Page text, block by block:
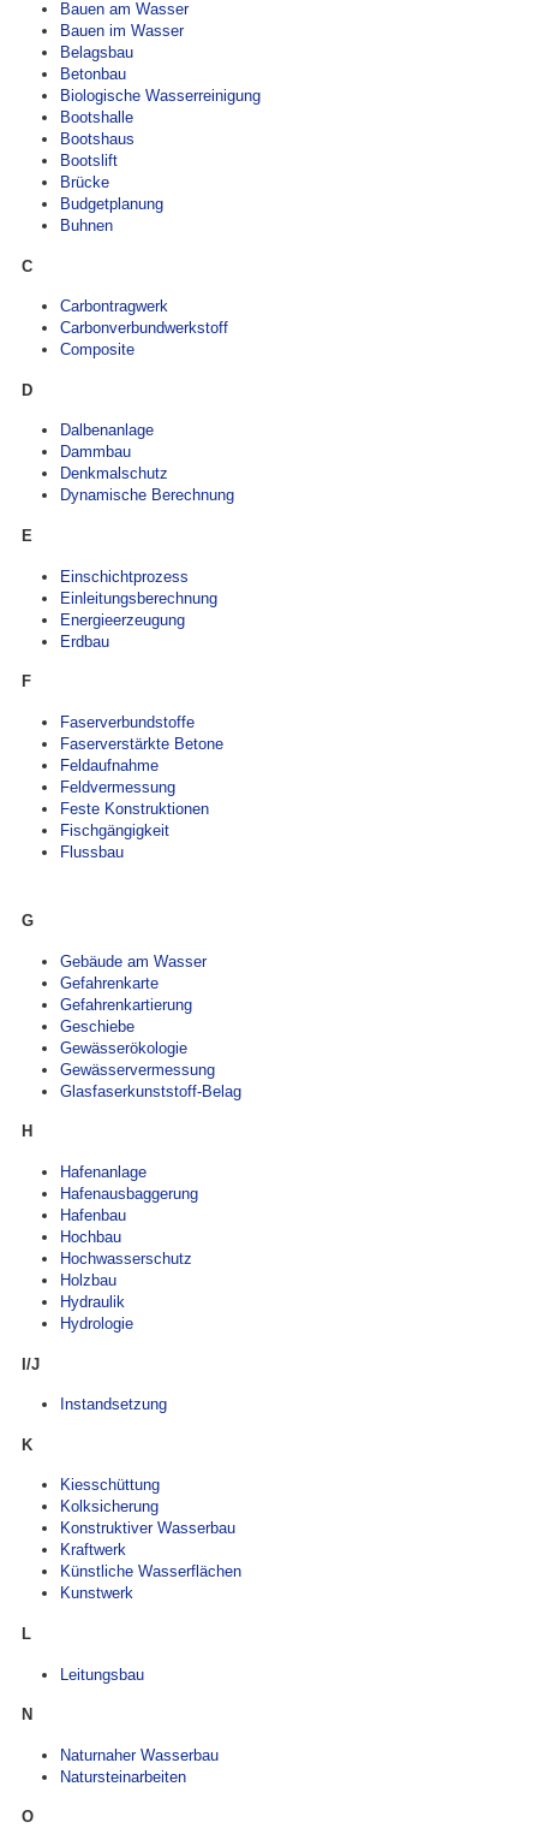
Bauen am Wasser
Bauen im Wasser
Belagsbau
Betonbau
Biologische Wasserreinigung
Bootshalle
Bootshaus
Bootslift
Brücke
Budgetplanung
Buhnen
C
Carbontragwerk
Carbonverbundwerkstoff
Composite
D
Dalbenanlage
Dammbau
Denkmalschutz
Dynamische Berechnung
E
Einschichtprozess
Einleitungsberechnung
Energieerzeugung
Erdbau
F
Faserverbundstoffe
Faserverstärkte Betone
Feldaufnahme
Feldvermessung
Feste Konstruktionen
Fischgängigkeit
Flussbau
G
Gebäude am Wasser
Gefahrenkarte
Gefahrenkartierung
Geschiebe
Gewässerökologie
Gewässervermessung
Glasfaserkunststoff-Belag
H
Hafenanlage
Hafenausbaggerung
Hafenbau
Hochbau
Hochwasserschutz
Holzbau
Hydraulik
Hydrologie
I/J
Instandsetzung
K
Kiesschüttung
Kolksicherung
Konstruktiver Wasserbau
Kraftwerk
Künstliche Wasserflächen
Kunstwerk
L
Leitungsbau
N
Naturnaher Wasserbau
Natursteinarbeiten
O